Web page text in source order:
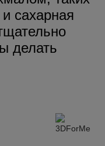
сахарная
делать